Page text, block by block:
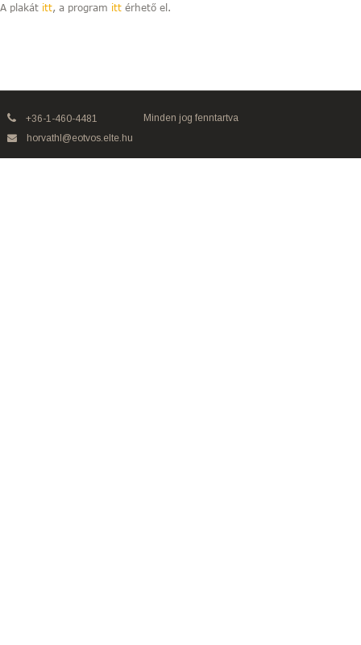
A plakát itt, a program itt érhető el.
+36-1-460-4481
horvathl@eotvos.elte.hu
Minden jog fenntartva